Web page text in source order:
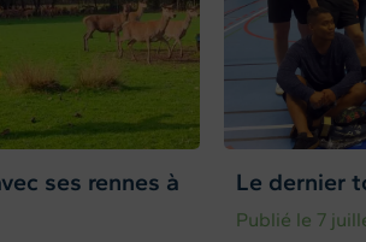
ses rennes à
Le dernier
Publié le 7